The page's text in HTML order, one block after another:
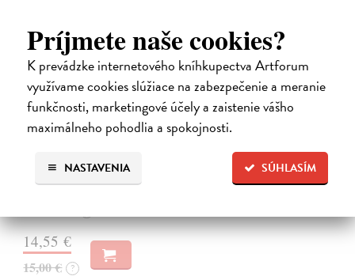
Príjmete naše cookies?
K prevádzke internetového kníhkupectva Artforum
využívame cookies slúžiace na zabezpečenie a meranie
funkčnosti, marketingové účely a zaistenie vášho
maximálneho pohodlia a spokojnosti.
SÚHLASÍM
NASTAVENIA
Nadvláda mužů
Bourdieu Pierre | Kniha
praktikách a našem nevědomí, že si jí sotva všímáme; je natolik v
souladu s našimi očekáváními, že ji jen těžko zpochybňujeme.
14,55 €
15,00 € ?